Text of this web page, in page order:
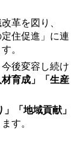
革を図り、
定住促進」に連
。
後変容し続け
材育成」「生産
」「地域貢献」
す。